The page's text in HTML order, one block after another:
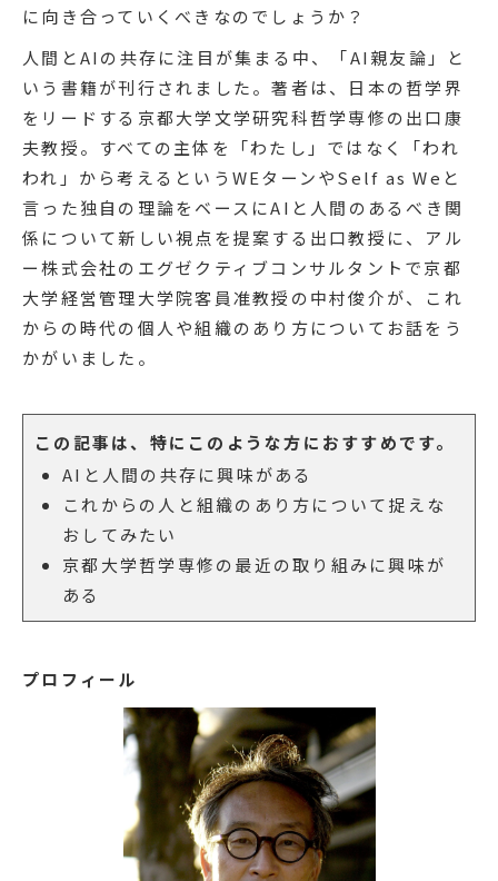
に向き合っていくべきなのでしょうか？
人間とAIの共存に注目が集まる中、「AI親友論」と
いう書籍が刊行されました。著者は、日本の哲学界
をリードする京都大学文学研究科哲学専修の出口康
夫教授。すべての主体を「わたし」ではなく「われ
われ」から考えるというWEターンやSelf as Weと
言った独自の理論をベースにAIと人間のあるべき関
係について新しい視点を提案する出口教授に、アル
ー株式会社のエグゼクティブコンサルタントで京都
大学経営管理大学院客員准教授の中村俊介が、これ
からの時代の個人や組織のあり方についてお話をう
かがいました。
この記事は、特にこのような方におすすめです。
AIと人間の共存に興味がある
これからの人と組織のあり方について捉えな
おしてみたい
京都大学哲学専修の最近の取り組みに興味が
ある
プロフィール